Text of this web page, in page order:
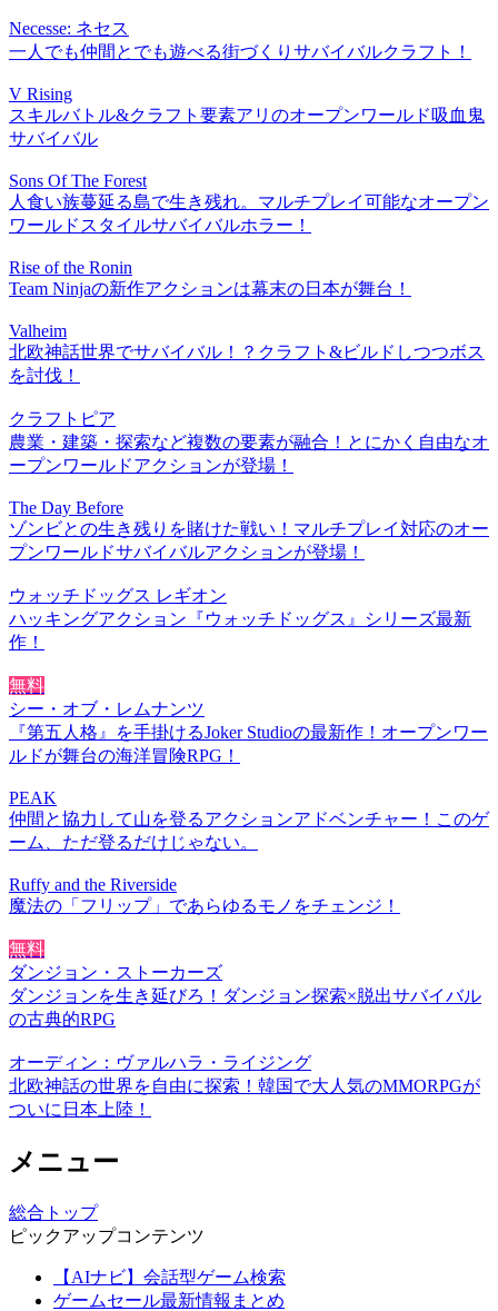
Necesse: ネセス
一人でも仲間とでも遊べる街づくりサバイバルクラフト！
V Rising
スキルバトル&クラフト要素アリのオープンワールド吸血鬼
サバイバル
Sons Of The Forest
人食い族蔓延る島で生き残れ。マルチプレイ可能なオープン
ワールドスタイルサバイバルホラー！
Rise of the Ronin
Team Ninjaの新作アクションは幕末の日本が舞台！
Valheim
北欧神話世界でサバイバル！？クラフト&ビルドしつつボス
を討伐！
クラフトピア
農業・建築・探索など複数の要素が融合！とにかく自由なオ
ープンワールドアクションが登場！
The Day Before
ゾンビとの生き残りを賭けた戦い！マルチプレイ対応のオー
プンワールドサバイバルアクションが登場！
ウォッチドッグス レギオン
ハッキングアクション『ウォッチドッグス』シリーズ最新
作！
無料
シー・オブ・レムナンツ
『第五人格』を手掛けるJoker Studioの最新作！オープンワー
ルドが舞台の海洋冒険RPG！
PEAK
仲間と協力して山を登るアクションアドベンチャー！このゲ
ーム、ただ登るだけじゃない。
Ruffy and the Riverside
魔法の「フリップ」であらゆるモノをチェンジ！
無料
ダンジョン・ストーカーズ
ダンジョンを生き延びろ！ダンジョン探索×脱出サバイバル
の古典的RPG
オーディン：ヴァルハラ・ライジング
北欧神話の世界を自由に探索！韓国で大人気のMMORPGが
ついに日本上陸！
メニュー
総合トップ
ピックアップコンテンツ
【AIナビ】会話型ゲーム検索
ゲームセール最新情報まとめ